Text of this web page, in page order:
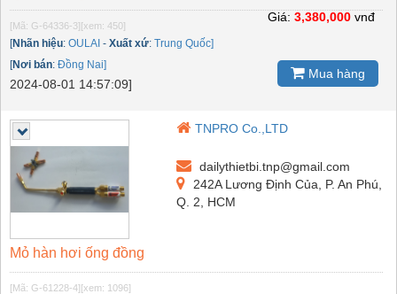
[Mã: G-64336-3][xem: 450]
[Nhãn hiệu: OULAI - Xuất xứ: Trung Quốc]
[Nơi bán: Đồng Nai]
2024-08-01 14:57:09]
Giá: 3,380,000 vnđ
Mua hàng
TNPRO Co.,LTD
dailythietbi.tnp@gmail.com
242A Lương Định Của, P. An Phú,
Q. 2, HCM
Mỏ hàn hơi ống đồng
[Mã: G-61228-4][xem: 1096]